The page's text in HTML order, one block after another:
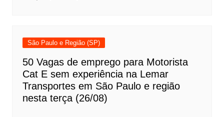
São Paulo e Região (SP)
50 Vagas de emprego para Motorista
Cat E sem experiência na Lemar
Transportes em São Paulo e região
nesta terça (26/08)